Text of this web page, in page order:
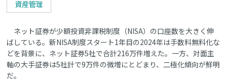
資産管理
ネット証券が少額投資非課税制度（NISA）の口座数を大きく伸
ばしている。新NISA制度スタート1年目の2024年は手数料無料化な
どを背景に、ネット証券5社で合計216万件増えた。一方、対面主
軸の大手証券は5社計で9万件の微増にとどまり、二極化傾向が鮮明
だ。